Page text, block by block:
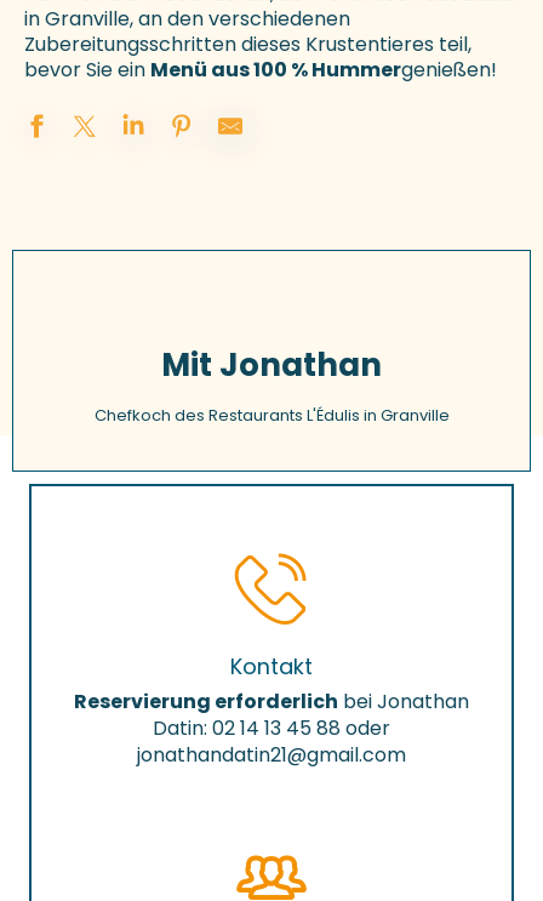
in Granville, an den verschiedenen
Zubereitungsschritten dieses Krustentieres teil,
bevor Sie ein Menü aus 100 % Hummergenießen!
Mit Jonathan
Chefkoch des Restaurants L'Édulis in Granville
Kontakt
Reservierung erforderlich bei Jonathan
Datin: 02 14 13 45 88 oder
jonathandatin21@gmail.com